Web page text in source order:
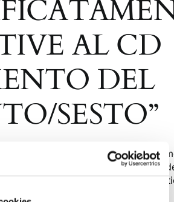
AL CD
DEL
SESTO”
Fallimentare ha ad oggetto le
di un’asta fallimentare da parte
alla procedura fallimentare. Tale